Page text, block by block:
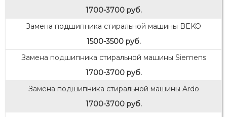
1700-3700 руб.
Замена подшипника стиральной машины BEKO
1500-3500 руб.
Замена подшипника стиральной машины Siemens
1700-3700 руб.
Замена подшипника стиральной машины Ardo
1700-3700 руб.